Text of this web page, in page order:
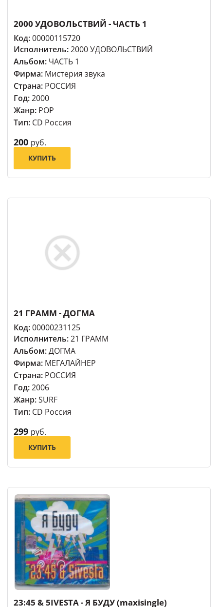
2000 УДОВОЛЬСТВИЙ - ЧАСТЬ 1
Код:00000115720
Исполнитель:2000 УДОВОЛЬСТВИЙ
Альбом: ЧАСТЬ 1
Фирма: Мистерия звука
Страна: РОССИЯ
Год:2000
Жанр: POP
Тип: CD Россия
200 руб.
КУПИТЬ
21 ГРАММ - ДОГМА
Код:00000231125
Исполнитель:21 ГРАММ
Альбом:ДОГМА
Фирма: МЕГАЛАЙНЕР
Страна: РОССИЯ
Год:2006
Жанр:SURF
Тип: CD Россия
299 руб.
КУПИТЬ
23:45 & 5IVESTA - Я БУДУ (maxisingle)